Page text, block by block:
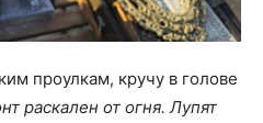
проулкам, кручу в голове
раскален от огня. Лупят